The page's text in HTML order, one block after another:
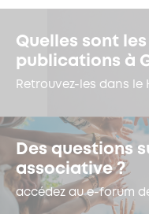
Quelles sont
publications à
Retrouvez-les dans le
Des questions
associative ?
accédez au e-forum